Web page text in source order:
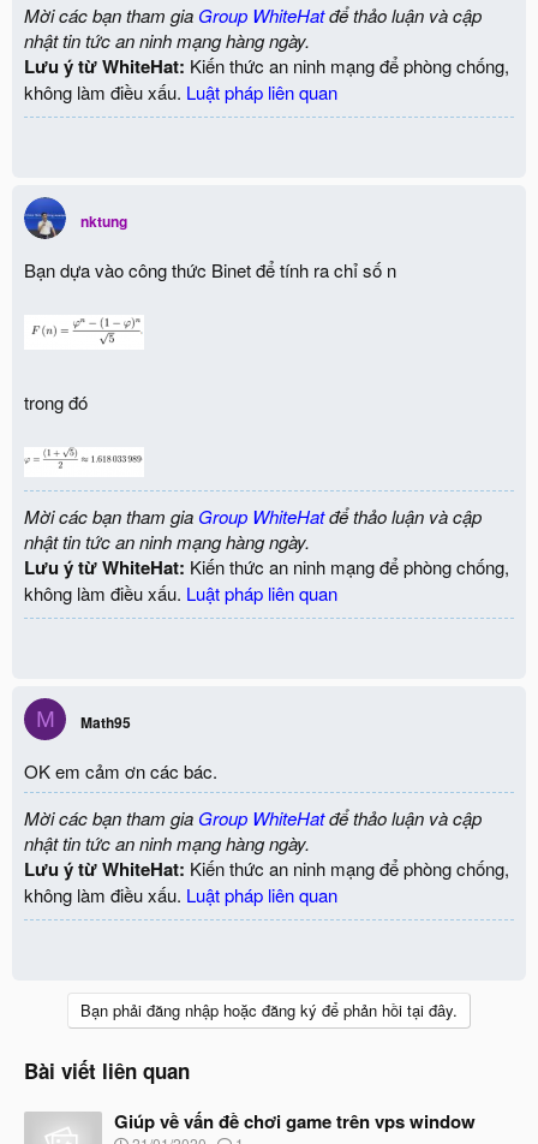
Mời các bạn tham gia Group WhiteHatđể thảo luận và cập
nhật tin tức an ninh mạng hàng ngày.
Lưu ý từ WhiteHat: Kiến thức an ninh mạng để phòng chống,
không làm điều xấu. Luật pháp liên quan
nktung
Bạn dựa vào công thức Binet để tính ra chỉ số n
trong đó
Mời các bạn tham gia Group WhiteHatđể thảo luận và cập
nhật tin tức an ninh mạng hàng ngày.
Lưu ý từ WhiteHat: Kiến thức an ninh mạng để phòng chống,
không làm điều xấu. Luật pháp liên quan
M Math95
OK em cảm ơn các bác.
Mời các bạn tham gia Group WhiteHatđể thảo luận và cập
nhật tin tức an ninh mạng hàng ngày.
Lưu ý từ WhiteHat: Kiến thức an ninh mạng để phòng chống,
không làm điều xấu. Luật pháp liên quan
Bạn phải đăng nhập hoặc đăng ký để phản hồi tại đây.
Bài viết liên quan
Giúp về vấn đề chơi game trên vps window